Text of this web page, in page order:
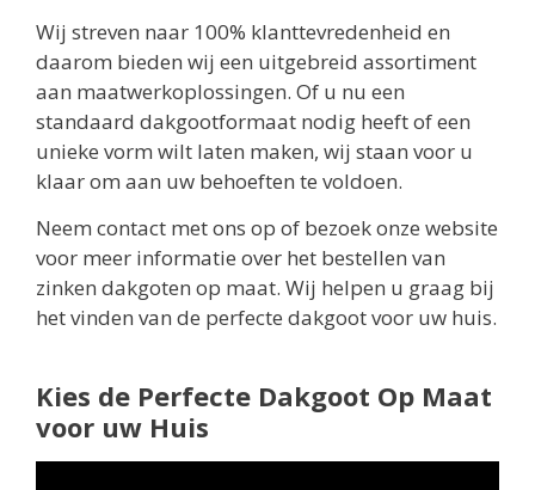
Wij streven naar 100% klanttevredenheid en
daarom bieden wij een uitgebreid assortiment
aan maatwerkoplossingen. Of u nu een
standaard dakgootformaat nodig heeft of een
unieke vorm wilt laten maken, wij staan voor u
klaar om aan uw behoeften te voldoen.
Neem contact met ons op of bezoek onze website
voor meer informatie over het bestellen van
zinken dakgoten op maat. Wij helpen u graag bij
het vinden van de perfecte dakgoot voor uw huis.
Kies de Perfecte Dakgoot Op Maat
voor uw Huis